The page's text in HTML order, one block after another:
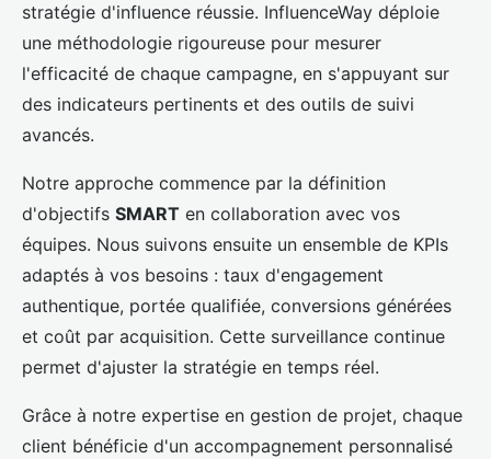
stratégie d'influence réussie. InfluenceWay déploie
une méthodologie rigoureuse pour mesurer
l'efficacité de chaque campagne, en s'appuyant sur
des indicateurs pertinents et des outils de suivi
avancés.
Notre approche commence par la définition
d'objectifs SMART en collaboration avec vos
équipes. Nous suivons ensuite un ensemble de KPIs
adaptés à vos besoins : taux d'engagement
authentique, portée qualifiée, conversions générées
et coût par acquisition. Cette surveillance continue
permet d'ajuster la stratégie en temps réel.
Grâce à notre expertise en gestion de projet, chaque
client bénéficie d'un accompagnement personnalisé